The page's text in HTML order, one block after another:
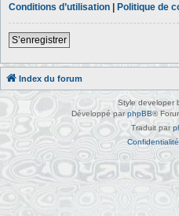
Conditions d’utilisation | Politique de
S’enregistrer
Index du forum
Style developer
Développé par phpBB®
Traduit par
Confidentialité